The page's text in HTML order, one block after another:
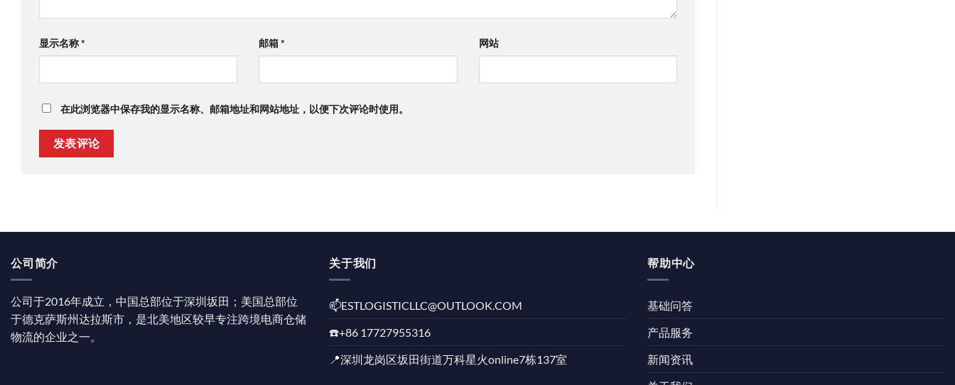
显示名称* 邮箱* 网站
在此浏览器中保存我的显示名称、邮箱地址和网站地址，以便下次评论时使用。
公司简介
公司于2016年成立，中国总部位于深圳坂田；美国总部位
于德克萨斯州达拉斯市，是北美地区较早专注跨境电商仓储
物流的企业之一。
关于我们
📫️ESTLOGISTICLLC@OUTLOOK.COM
☎️+86 17727955316
📍深圳龙岗区坂田街道万科星火online7栋137室
帮助中心
基础问答
产品服务
新闻资讯